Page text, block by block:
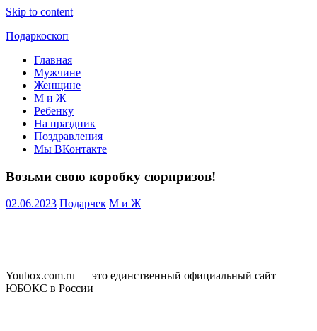
Skip to content
Подаркоскоп
Поможем
выбрать
подарить
Главная
Мужчине
Женщине
М и Ж
Ребенку
На праздник
Поздравления
Мы ВКонтакте
Возьми свою коробку сюрпризов!
02.06.2023 Подарчек М и Ж
Youbox.com.ru — это единственный официальный сайт
ЮБОКС в России